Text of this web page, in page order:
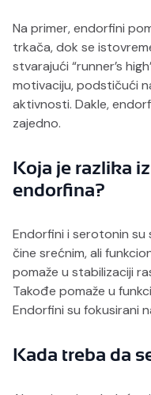
Na primer, endorfini
trkača, dok se
stvarajući “runner’s
motivaciju, podstičući
aktivnosti. Dakle,
zajedno.
Koja je razlika
endorfina?
Endorfini i serotonin su
čine srećnim, ali
pomaže u stabilizaciji
Takođe pomaže u
Endorfini su fokusirani
Kada treba da